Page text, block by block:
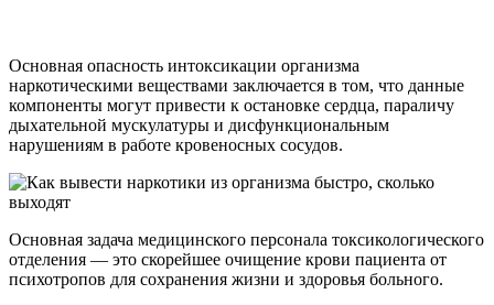
Основная опасность интоксикации организма
наркотическими веществами заключается в том, что данные
компоненты могут привести к остановке сердца, параличу
дыхательной мускулатуры и дисфункциональным
нарушениям в работе кровеносных сосудов.
Основная задача медицинского персонала токсикологического
отделения — это скорейшее очищение крови пациента от
психотропов для сохранения жизни и здоровья больного.